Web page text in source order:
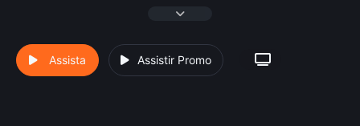
Assista Assistir Promo